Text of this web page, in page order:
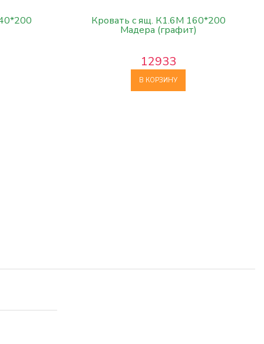
Кровать с ящ. К1.6М 160*200
Мадера (графит)
12933
В КОРЗИНУ